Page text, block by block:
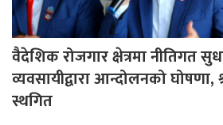
वैदेशिक रोजगार क्षेत्रमा नीतिगत
व्यवसायीद्वारा आन्दोलनको घोषणा,
स्थगित